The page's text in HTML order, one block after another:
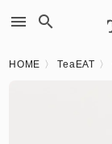
menu search
HOME TeaEAT